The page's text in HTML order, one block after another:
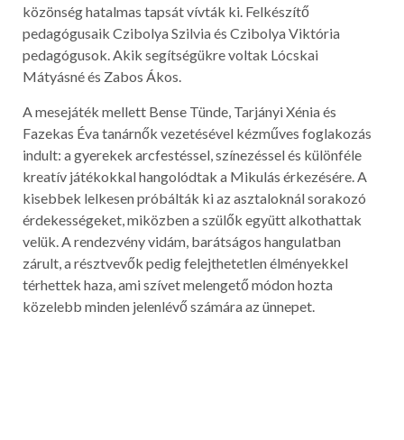
közönség hatalmas tapsát vívták ki. Felkészítő
pedagógusaik Czibolya Szilvia és Czibolya Viktória
pedagógusok. Akik segítségükre voltak Lócskai
Mátyásné és Zabos Ákos.
A mesejáték mellett Bense Tünde, Tarjányi Xénia és
Fazekas Éva tanárnők vezetésével kézműves foglakozás
indult: a gyerekek arcfestéssel, színezéssel és különféle
kreatív játékokkal hangolódtak a Mikulás érkezésére. A
kisebbek lelkesen próbálták ki az asztaloknál sorakozó
érdekességeket, miközben a szülők együtt alkothattak
velük. A rendezvény vidám, barátságos hangulatban
zárult, a résztvevők pedig felejthetetlen élményekkel
térhettek haza, ami szívet melengető módon hozta
közelebb minden jelenlévő számára az ünnepet.